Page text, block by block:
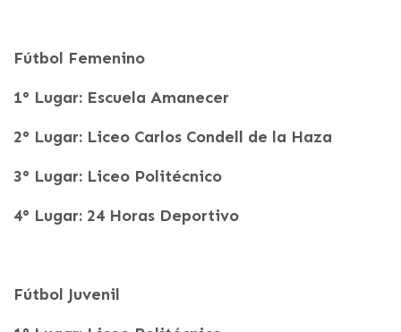
Fútbol Femenino
1° Lugar: Escuela Amanecer
2° Lugar: Liceo Carlos Condell de la Haza
3° Lugar: Liceo Politécnico
4° Lugar: 24 Horas Deportivo
Fútbol Juvenil